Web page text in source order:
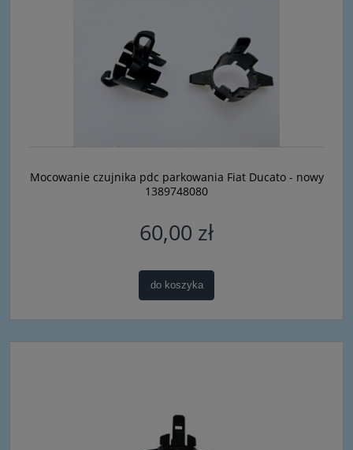
Mocowanie czujnika pdc parkowania Fiat Ducato - nowy
1389748080
60,00 zł
do koszyka